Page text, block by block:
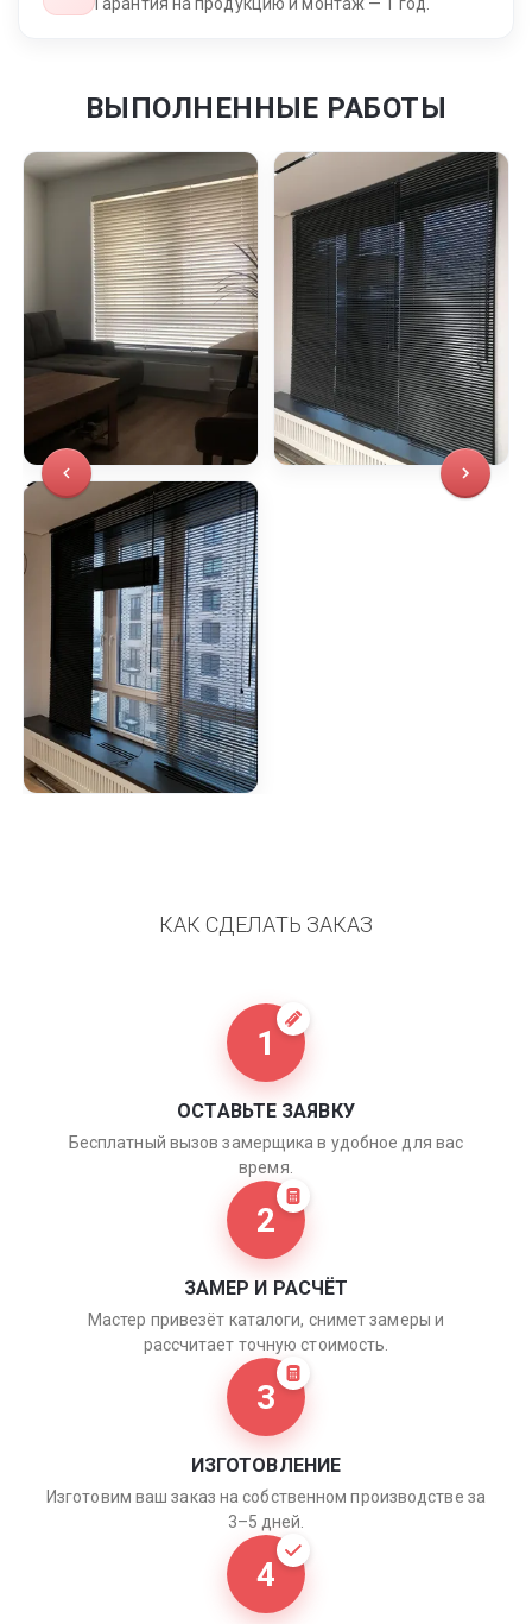
ВЫПОЛНЕННЫЕ РАБОТЫ
КАК СДЕЛАТЬ ЗАКАЗ
1
ОСТАВЬТЕ ЗАЯВКУ
Бесплатный вызов замерщика в удобное для вас
время.
2
ЗАМЕР И РАСЧЁТ
Мастер привезёт каталоги, снимет замеры и
рассчитает точную стоимость.
3
ИЗГОТОВЛЕНИЕ
Изготовим ваш заказ на собственном производстве за
3–5 дней.
4